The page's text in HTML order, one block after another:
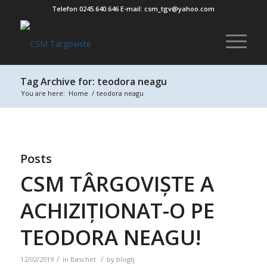
Telefon 0245.640.646 E-mail: csm_tgv@yahoo.com
Tag Archive for: teodora neagu
You are here: Home / teodora neagu
Posts
CSM TÂRGOVIȘTE A
ACHIZIȚIONAT-O PE
TEODORA NEAGU!
12/02/2019 / in Baschet / by blogtj